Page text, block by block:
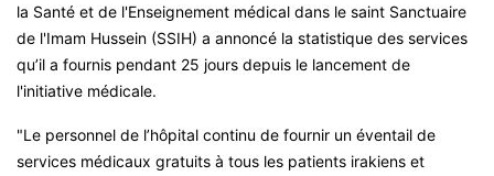
la Santé et de l'Enseignement médical dans le saint Sanctuaire
de l'Imam Hussein (SSIH) a annoncé la statistique des services
qu’il a fournis pendant 25 jours depuis le lancement de
l'initiative médicale.
"Le personnel de l’hôpital continu de fournir un éventail de
services médicaux gratuits à tous les patients irakiens et